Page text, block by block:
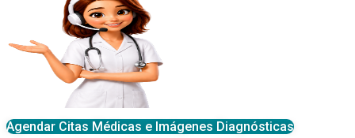
Agendar Citas Médicas e Imágenes Diagnósticas